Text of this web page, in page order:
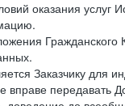
оказания услуг
Заказчику для
вправе